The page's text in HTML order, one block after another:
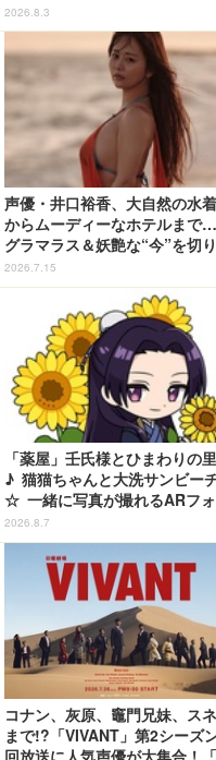
年記念でハンドバッグや財布な
全6種が登場
2026.8.3
声優・井口裕香、大自然の水
からムーディーなホテルまで
グラマラス＆妖艶な“今”を切
り！3冊目写真集が発売中
2026.7.15
「薬屋」壬氏様とひまわりの
♪ 猫猫ちゃんと大洗サンビー
☆ 一緒に写真が撮れるARフォ
スポット企画「猫猫・壬氏と夏
り」開催【茨城県】
2026.8.7
コナン、灰原、竈門兄妹、ス
まで!?「VIVANT」第2シーズ
回放送に人気声優が大集合！